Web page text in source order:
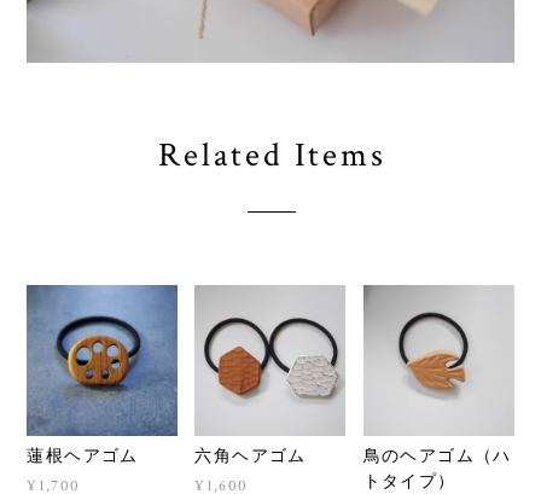
Related Items
蓮根ヘアゴム
¥1,700
六角ヘアゴム
¥1,600
鳥のヘアゴム（ハ
トタイプ）